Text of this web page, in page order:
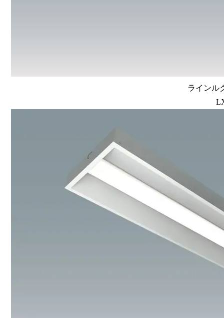
ラインル